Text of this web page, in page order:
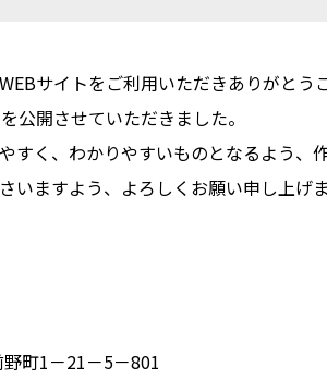
サイトをご利用いただきありがとうご
公開させていただきました。
すく、わかりやすいものとなるよう、
ますよう、よろしくお願い申し上げま
町1－21－5－801